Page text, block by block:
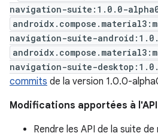
navigation-suite:1.0.0-
navigation-suite-
navigation-suite-
commits de la version 1.0.0-
Modifications apportées à l'API
Rendre les API de la suite